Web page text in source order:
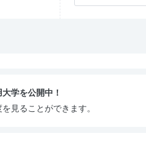
社員・管理職
学を公開中！
見ることができます。